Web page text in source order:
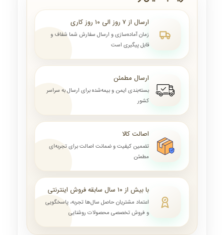
ارسال از ۷ روز الی ۱۰ روز کاری
زمان آماده‌سازی و ارسال سفارش شما شفاف و
قابل پیگیری است
ارسال مطمئن
بسته‌بندی ایمن و بیمه‌شده برای ارسال به سراسر
کشور
اصالت کالا
تضمین کیفیت و ضمانت اصالت برای تجربه‌ای
مطمئن
با بیش از ۱۰ سال سابقه فروش اینترنتی
اعتماد مشتریان حاصل سال‌ها تجربه، پاسخگویی
و فروش تخصصی محصولات روشنایی